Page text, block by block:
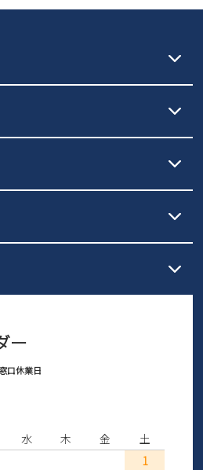
金引換のご利用が可能です。
円
で送料無料
ご利用ガイドを
ただけるよう、サイズ交換の受付期
業日となります。
ー
口休業日
水 木 金
土
1